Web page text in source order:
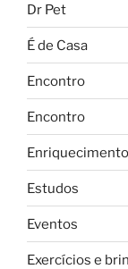
Dr Pet
É de Casa
Encontro
Encontro
Estudos
Eventos
Exercícios e